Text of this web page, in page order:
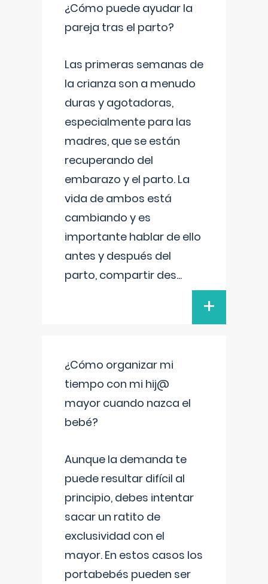
¿Cómo puede ayudar la
pareja tras el parto?
Las primeras semanas de
la crianza son a menudo
duras y agotadoras,
especialmente para las
madres, que se están
recuperando del
embarazo y el parto. La
vida de ambos está
cambiando y es
importante hablar de ello
antes y después del
parto, compartir des...
+
¿Cómo organizar mi
tiempo con mi hij@
mayor cuando nazca el
bebé?
Aunque la demanda te
puede resultar difícil al
principio, debes intentar
sacar un ratito de
exclusividad con el
mayor. En estos casos los
portabebés pueden ser